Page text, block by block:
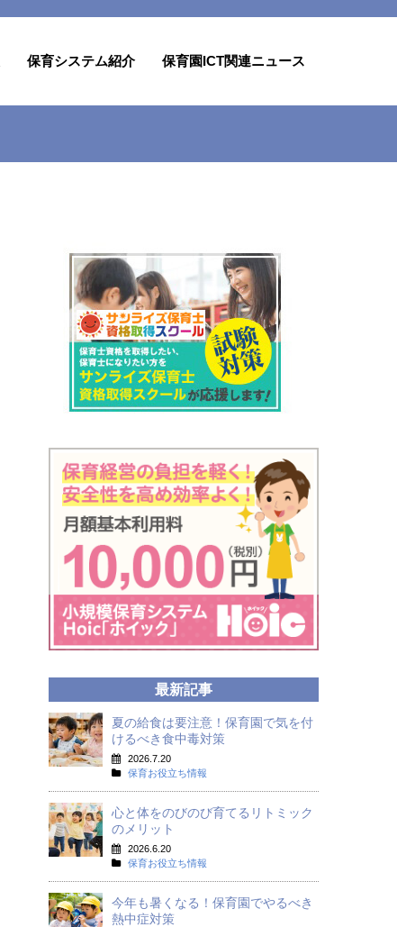
保育システム紹介 保育園ICT関連ニュース
最新記事
夏の給食は要注意！保育園で気を付
けるべき食中毒対策
2026.7.20
保育お役立ち情報
心と体をのびのび育てるリトミック
のメリット
2026.6.20
保育お役立ち情報
今年も暑くなる！保育園でやるべき
熱中症対策